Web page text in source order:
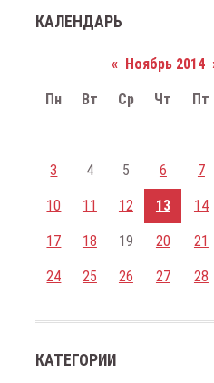
КАЛЕНДАРЬ
« Ноябрь 2014
Пн Вт Ср Чт Пт
3 4 5 6 7
10 11 12 13 14
17 18 19 20 21
24 25 26 27 28
КАТЕГОРИИ